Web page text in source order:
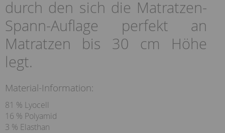
durch den sich die Matratzen-
Spann-Auflage perfekt an
Matratzen bis 30 cm Höhe
legt.
Material-Information:
81 % Lyocell
16 % Polyamid
3 % Elasthan